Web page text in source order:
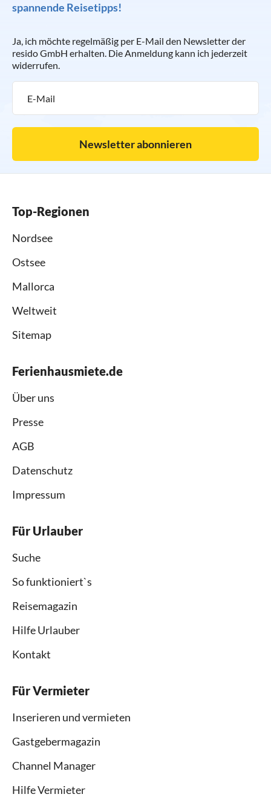
spannende Reisetipps!
Ja, ich möchte regelmäßig per E-Mail den Newsletter der
resido GmbH erhalten. Die Anmeldung kann ich jederzeit
widerrufen.
Newsletter abonnieren
Top-Regionen
Nordsee
Ostsee
Mallorca
Weltweit
Sitemap
Ferienhausmiete.de
Über uns
Presse
AGB
Datenschutz
Impressum
Für Urlauber
Suche
So funktioniert`s
Reisemagazin
Hilfe Urlauber
Kontakt
Für Vermieter
Inserieren und vermieten
Gastgebermagazin
Channel Manager
Hilfe Vermieter